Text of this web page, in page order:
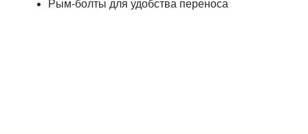
Рым-болты для удобства переноса